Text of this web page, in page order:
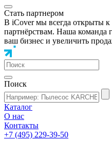
Стать партнером
В iCover мы всегда открыты
партнёрствам. Наша команда
ваш бизнес и увеличить
Поиск
Каталог
О нас
Контакты
+7 (495) 229-39-50